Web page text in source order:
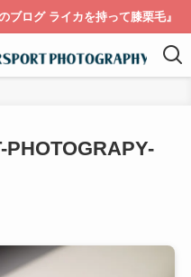
ログ ライカを持って膝栗毛』
PHOTOGRAPY-